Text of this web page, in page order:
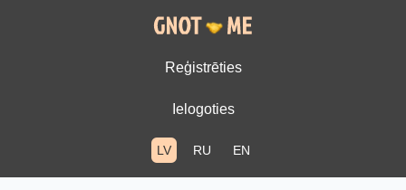
Reģistrēties
Ielogoties
LV RU EN